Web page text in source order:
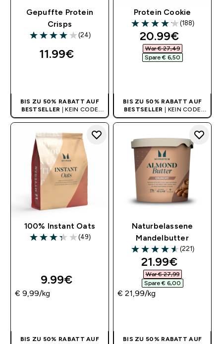
Gepuffte Protein
Crisps
4 out of 5 stars
(24)
11.99€‎
BIS ZU 50% RABATT AUF
BESTSELLER | KEIN CODE
BENÖTIGT
Protein Cookie
4.15 out of 5 stars
(188)
discounted
20.99€‎
War € 27,49‎
Spare € 6,50‎
BIS ZU 50% RABATT AUF
BESTSELLER | KEIN CODE
BENÖTIGT
100% Instant Oats
3.33 out of 5 stars
(49)
9.99€‎
€ 9,99‎/kg
BIS ZU 50% RABATT AUF
Naturbelassene
Mandelbutter
4.56 out of 5 stars
(221)
discounted
21.99€‎
War € 27,99‎
Spare € 6,00‎
€ 21,99‎/kg
BIS ZU 50% RABATT AUF